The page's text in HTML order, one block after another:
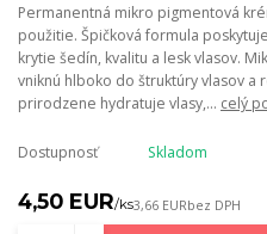
Permanentná mikro pigmentová
použitie. Špičková formula
krytie šedín, kvalitu a lesk vlasov.
vniknú hlboko do štruktúry vlasov
prirodzene hydratuje vlasy,... celý
Dostupnosť Skladom
4,50 EUR/ks3,66 EURbez DPH